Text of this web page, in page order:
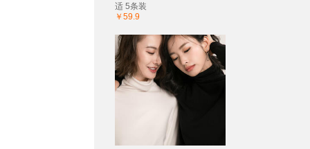
适 5条装
￥59.9